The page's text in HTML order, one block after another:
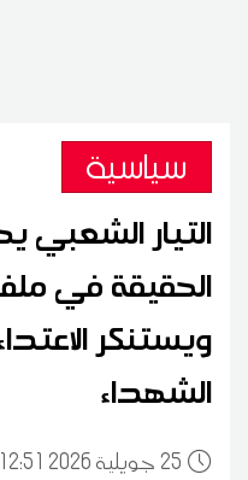
سياسية
التيار
الحقيقة في ملف
ويستنكر
الشهداء
25 12:51 2026 جويلية